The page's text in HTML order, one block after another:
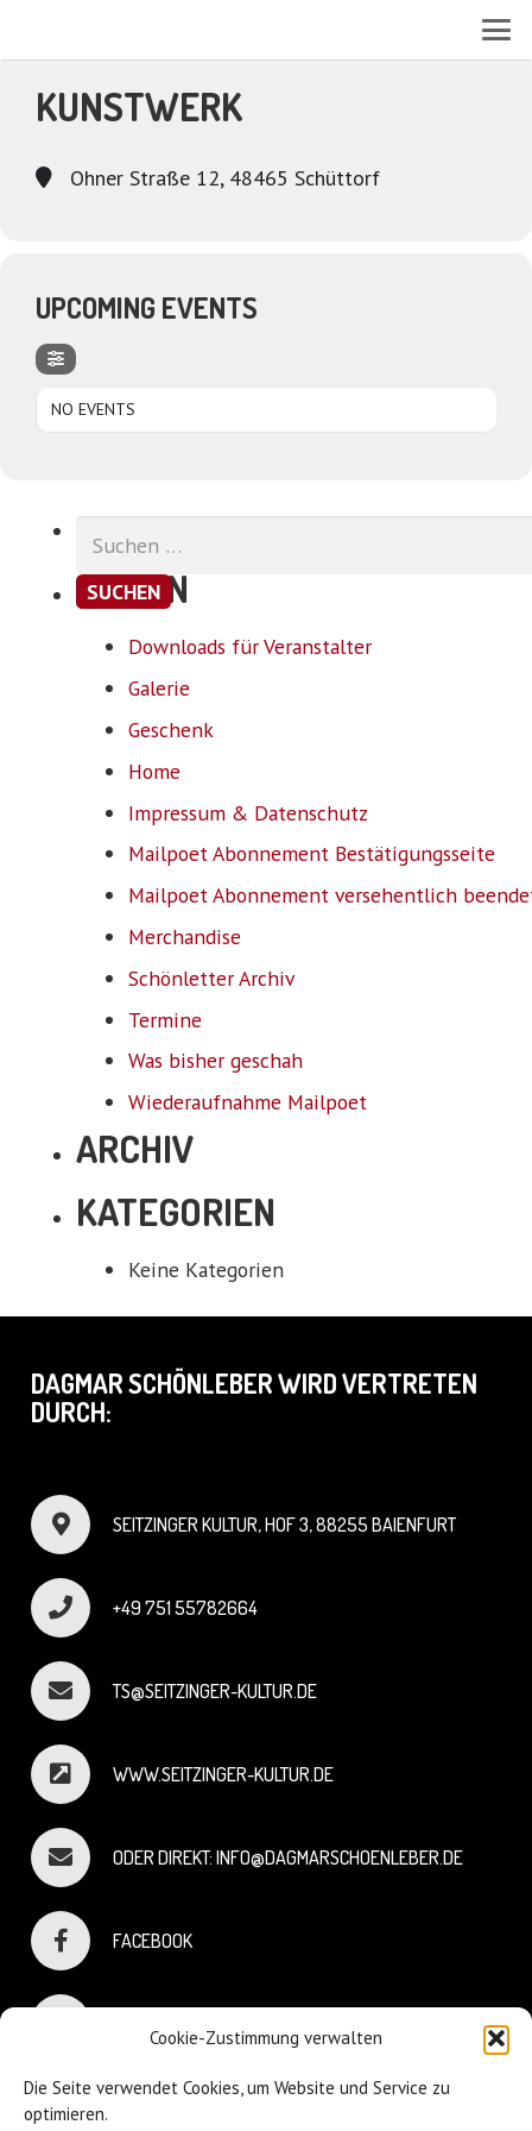
Cookie-Zustimmung verwalten
Die Seite verwendet Cookies, um Website und Service zu
optimieren.
KUNSTWERK
Ohner Straße 12, 48465 Schüttorf
UPCOMING EVENTS
NO EVENTS
nach:
SEITEN
Downloads für Veranstalter
Galerie
Geschenk
Home
Impressum & Datenschutz
Mailpoet Abonnement Bestätigungsseite
Mailpoet Abonnement versehentlich
Merchandise
Schönletter Archiv
Termine
Was bisher geschah
Wiederaufnahme Mailpoet
ARCHIV
KATEGORIEN
Keine Kategorien
DAGMAR SCHÖNLEBER WIRD VERTRETEN
DURCH:
SEITZINGER KULTUR, HOF 3, 88255 BAIENFURT
+49 751 55782664
TS@SEITZINGER-KULTUR.DE
WWW.SEITZINGER-KULTUR.DE
ODER DIREKT: INFO@DAGMARSCHOENLEBER.DE
FACEBOOK